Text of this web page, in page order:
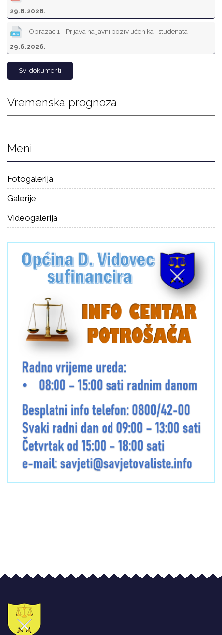
29.6.2026.
Obrazac 1 - Prijava na javni poziv učenika i studenata
29.6.2026.
Svi dokumenti
Vremenska prognoza
Meni
Fotogalerija
Galerije
Videogalerija